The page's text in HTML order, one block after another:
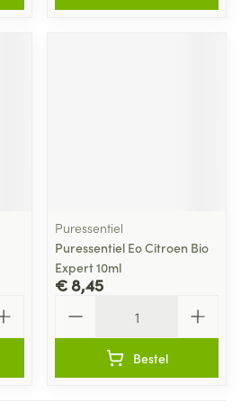
Puressentiel
Puressentiel Eo Citroen Bio
Expert 10ml
€ 8,45
Bestel